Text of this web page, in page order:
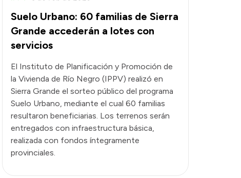
Suelo Urbano: 60 familias de Sierra
Grande accederán a lotes con
servicios
El Instituto de Planificación y Promoción de
la Vivienda de Río Negro (IPPV) realizó en
Sierra Grande el sorteo público del programa
Suelo Urbano, mediante el cual 60 familias
resultaron beneficiarias. Los terrenos serán
entregados con infraestructura básica,
realizada con fondos íntegramente
provinciales.